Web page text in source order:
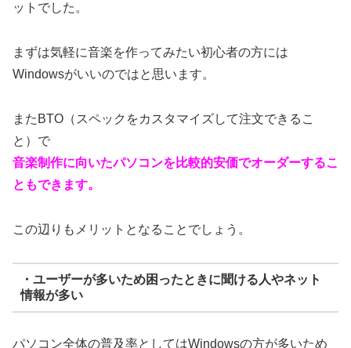
ットでした。
まずは気軽に音楽を作ってみたい初心者の方には
Windowsがいいのではと思います。
またBTO（スペックをカスタマイズして注文できるこ
と）で
音楽制作に向いたパソコンを比較的安価でオーダーするこ
ともできます。
この辺りもメリットとなることでしょう。
・ユーザーが多いため困ったときに聞ける人やネット
情報が多い
パソコン全体の普及率としてはWindowsの方が多いため